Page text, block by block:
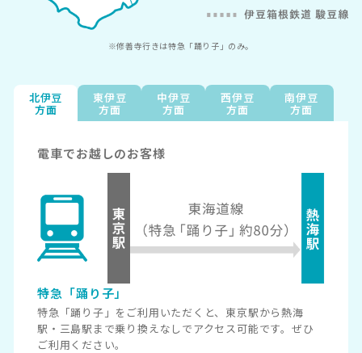
※修善寺行きは特急「踊り子」のみ。
北伊豆
方面
東伊豆
方面
中伊豆
方面
西伊豆
方面
南伊豆
方面
電車でお越しのお客様
特急「踊り子」
特急「踊り子」をご利用いただくと、東京駅から熱海
駅・三島駅まで乗り換えなしでアクセス可能です。ぜひ
ご利用ください。